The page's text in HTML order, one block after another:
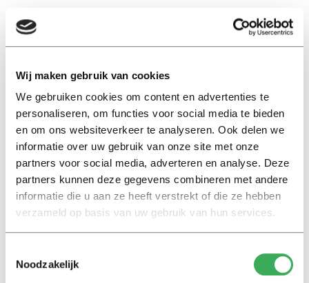
Wij maken gebruik van cookies
We gebruiken cookies om content en advertenties te
personaliseren, om functies voor social media te bieden
en om ons websiteverkeer te analyseren. Ook delen we
informatie over uw gebruik van onze site met onze
partners voor social media, adverteren en analyse. Deze
partners kunnen deze gegevens combineren met andere
informatie die u aan ze heeft verstrekt of die ze hebben
verzameld op basis van uw gebruik van hun services.
Noodzakelijk
EN
Rachael Vickerman
Nieuws
Universiteit haalt
huishoudelijke spullen op voor
internationals
02 december 2025